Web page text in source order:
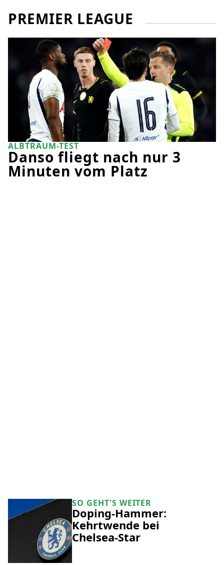
PREMIER LEAGUE
ALBTRAUM-TEST
Danso fliegt nach nur 3
Minuten vom Platz
SO GEHT'S WEITER
Doping-Hammer:
Kehrtwende bei
Chelsea-Star